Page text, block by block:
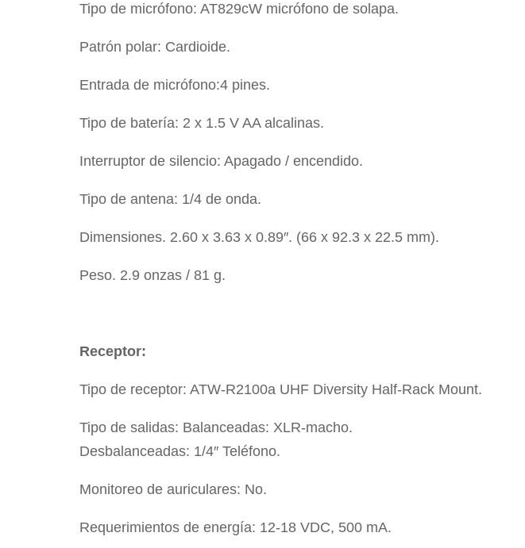
Tipo de micrófono: AT829cW micrófono de solapa.
Patrón polar: Cardioide.
Entrada de micrófono:4 pines.
Tipo de batería: 2 x 1.5 V AA alcalinas.
Interruptor de silencio: Apagado / encendido.
Tipo de antena: 1/4 de onda.
Dimensiones. 2.60 x 3.63 x 0.89″. (66 x 92.3 x 22.5 mm).
Peso. 2.9 onzas / 81 g.
Receptor:
Tipo de receptor: ATW-R2100a UHF Diversity Half-Rack Mount.
Tipo de salidas: Balanceadas: XLR-macho.
Desbalanceadas: 1/4″ Teléfono.
Monitoreo de auriculares: No.
Requerimientos de energía: 12-18 VDC, 500 mA.